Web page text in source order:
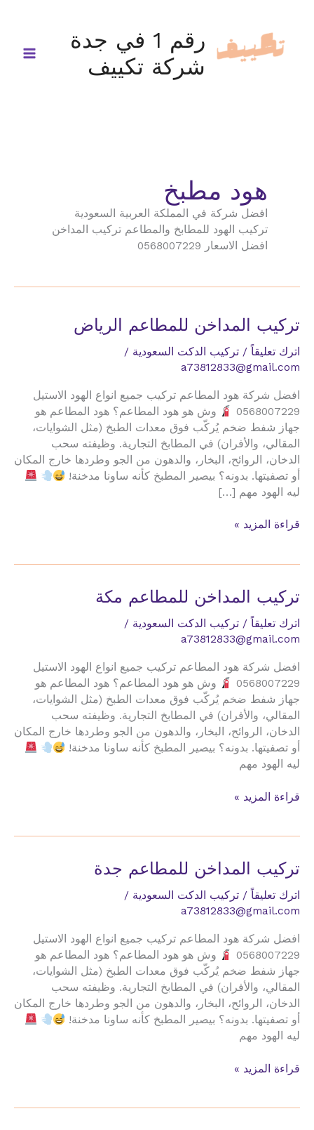
المحتوى
رقم 1 في جدة
شركة تكييف
هود مطبخ
افضل شركة في المملكة العربية السعودية
تركيب الهود للمطابخ والمطاعم تركيب المداخن
افضل الاسعار 0568007229
تركيب المداخن للمطاعم الرياض
اترك تعليقاً / تركيب الدكت السعودية /
a73812833@gmail.com
افضل شركة هود المطاعم تركيب جميع انواع الهود الاستيل
0568007229
وش هو هود المطاعم؟ هود المطاعم هو
جهاز شفط ضخم يُركّب فوق معدات الطبخ (مثل الشوايات،
المقالي، والأفران) في المطابخ التجارية. وظيفته سحب
الدخان، الروائح، البخار، والدهون من الجو وطردها خارج المكان
أو تصفيتها. بدونه؟ بيصير المطبخ كأنه ساونا مدخنة!
ليه الهود مهم […]
تركيب
قراءة المزيد »
تركيب المداخن للمطاعم مكة
اترك تعليقاً / تركيب الدكت السعودية /
a73812833@gmail.com
افضل شركة هود المطاعم تركيب جميع انواع الهود الاستيل
0568007229
وش هو هود المطاعم؟ هود المطاعم هو
جهاز شفط ضخم يُركّب فوق معدات الطبخ (مثل الشوايات،
المقالي، والأفران) في المطابخ التجارية. وظيفته سحب
الدخان، الروائح، البخار، والدهون من الجو وطردها خارج المكان
أو تصفيتها. بدونه؟ بيصير المطبخ كأنه ساونا مدخنة!
ليه الهود مهم
تركيب
قراءة المزيد »
تركيب المداخن للمطاعم جدة
اترك تعليقاً / تركيب الدكت السعودية /
a73812833@gmail.com
افضل شركة هود المطاعم تركيب جميع انواع الهود الاستيل
0568007229
وش هو هود المطاعم؟ هود المطاعم هو
جهاز شفط ضخم يُركّب فوق معدات الطبخ (مثل الشوايات،
المقالي، والأفران) في المطابخ التجارية. وظيفته سحب
الدخان، الروائح، البخار، والدهون من الجو وطردها خارج المكان
أو تصفيتها. بدونه؟ بيصير المطبخ كأنه ساونا مدخنة!
ليه الهود مهم
تركيب
قراءة المزيد »